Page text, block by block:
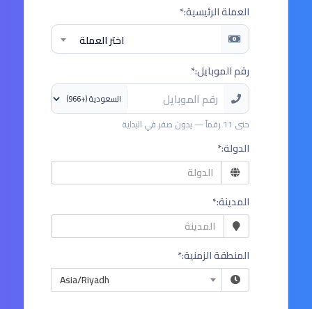
العملة الرئيسية:*
اختر العملة
رقم الموبايل:*
حتى 11 رقماً — بدون صفر في البداية
الدولة:*
المدينة:*
المنطقة الزمنية:*
Asia/Riyadh